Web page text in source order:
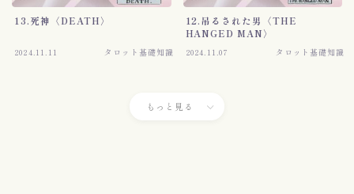
13.死神〈DEATH〉
2024.11.11 タロット基礎知識
12.吊るされた男〈THE
HANGED MAN〉
2024.11.07 タロット基礎知識
もっと見る